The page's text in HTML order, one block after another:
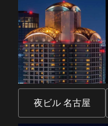
夜ビル 名古屋